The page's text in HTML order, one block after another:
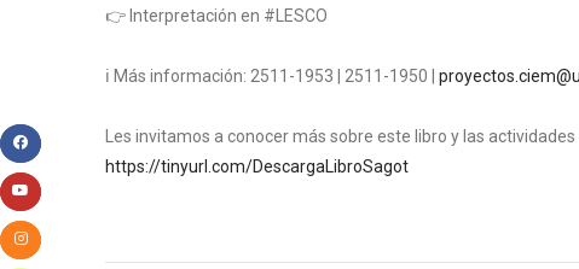
👉 Interpretación en #LESCO
ℹ Más información: 2511-1953 | 2511-1950 |
Les invitamos a conocer más sobre este libro y las
https://tinyurl.com/DescargaLibroSagot